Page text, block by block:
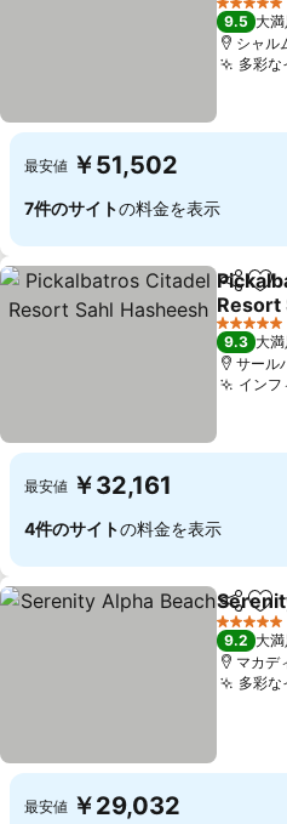
5 ホテル
9.5 大満
シャル
多彩な
最安値 ￥51,502
7件のサイトの料金を表示
シェアお
Resort
5 ホテル
9.3 大満
サール
インフ
最安値 ￥32,161
4件のサイトの料金を表示
シェアお
5 ホテル
9.2 大満
マカデ
多彩な
最安値 ￥29,032